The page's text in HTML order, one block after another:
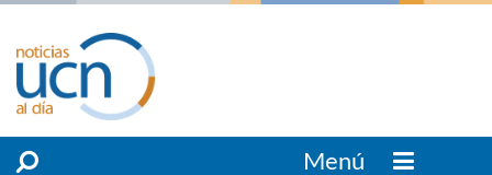
Menú